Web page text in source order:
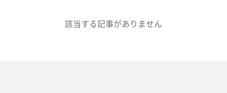
該当する記事がありません